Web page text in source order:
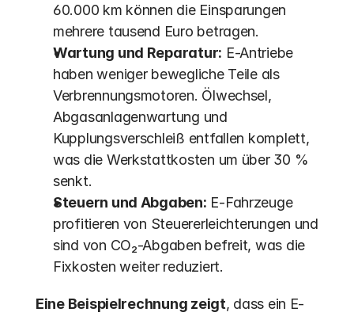
60.000 km können die Einsparungen
mehrere tausend Euro betragen.
Wartung und Reparatur: E-Antriebe
haben weniger bewegliche Teile als
Verbrennungsmotoren. Ölwechsel,
Abgasanlagenwartung und
Kupplungsverschleiß entfallen komplett,
was die Werkstattkosten um über 30 %
senkt.
Steuern und Abgaben: E-Fahrzeuge
profitieren von Steuererleichterungen und
sind von CO₂-Abgaben befreit, was die
Fixkosten weiter reduziert.
Eine Beispielrechnung zeigt, dass ein E-